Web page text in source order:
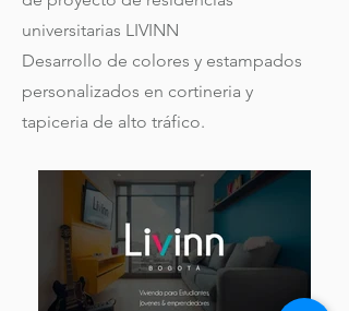
universitarias LIVINN
Desarrollo de colores y estampados
personalizados en cortineria y
tapiceria de alto tráfico.